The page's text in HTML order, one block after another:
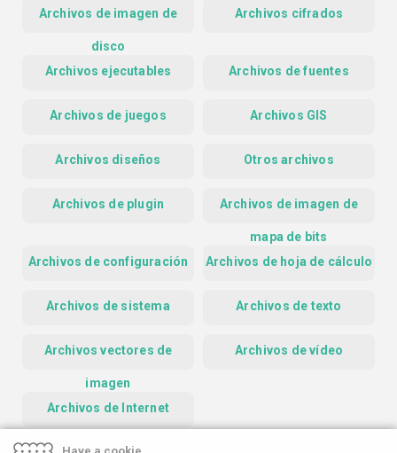
Archivos de imagen de
disco
Archivos cifrados
Archivos ejecutables Archivos de fuentes
Archivos de juegos Archivos GIS
Archivos diseños Otros archivos
Archivos de plugin Archivos de imagen de
mapa de bits
Archivos de configuración
Archivos de hoja de cálculo
Archivos de sistema Archivos de texto
Archivos vectores de
imagen
Archivos de vídeo
Archivos de Internet